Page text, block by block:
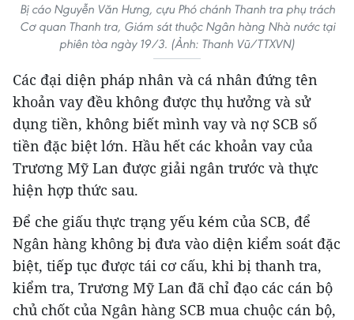
Bị cáo Nguyễn Văn Hưng, cựu Phó chánh Thanh tra phụ trách
Cơ quan Thanh tra, Giám sát thuộc Ngân hàng Nhà nước tại
phiên tòa ngày 19/3. (Ảnh: Thanh Vũ/TTXVN)
Các đại diện pháp nhân và cá nhân đứng tên
khoản vay đều không được thụ hưởng và sử
dụng tiền, không biết mình vay và nợ SCB số
tiền đặc biệt lớn. Hầu hết các khoản vay của
Trương Mỹ Lan được giải ngân trước và thực
hiện hợp thức sau.
Để che giấu thực trạng yếu kém của SCB, để
Ngân hàng không bị đưa vào diện kiểm soát đặc
biệt, tiếp tục được tái cơ cấu, khi bị thanh tra,
kiểm tra, Trương Mỹ Lan đã chỉ đạo các cán bộ
chủ chốt của Ngân hàng SCB mua chuộc cán bộ,